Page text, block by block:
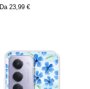
Da 23,99 €